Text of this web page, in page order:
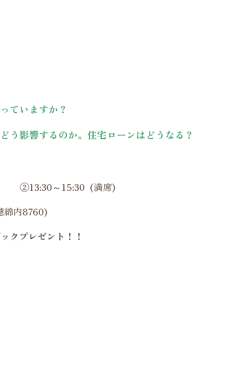
ていますか？
う影響するのか。住宅ローンはどうなる？
～15:30 (満席)
綿内8760)
クプレゼント！！